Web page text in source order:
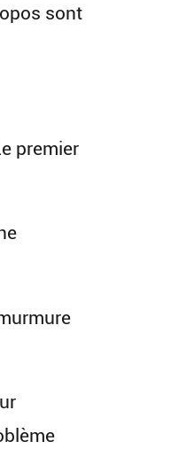
sont
premier